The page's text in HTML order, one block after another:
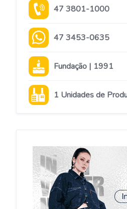
47 3801-1000
47 3453-0635
Fundação | 1991
1 Unidades de